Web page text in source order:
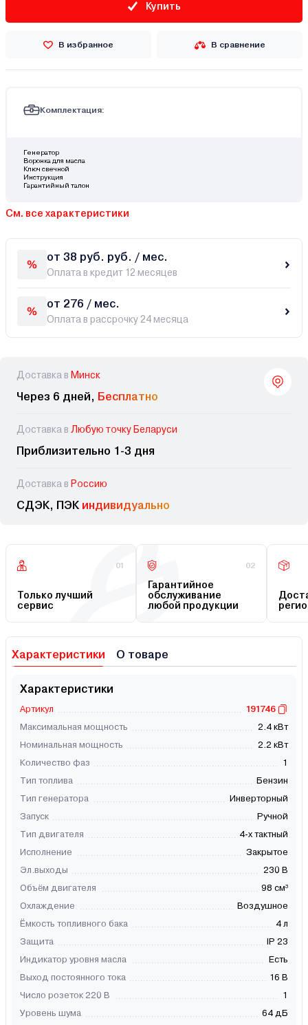
Купить
В избранное В сравнение
Комплектация:
Генератор
Воронка для масла
Ключ свечной
Инструкция
Гарантийный талон
См. все характеристики
от 38 руб. руб. / мес.
Оплата в кредит 12 месяцев
от 276 / мес.
Оплата в рассрочку 24 месяца
Доставка в Минск
Через 6 дней, Бесплатно
Доставка в Любую точку Беларуси
Приблизительно 1-3 дня
Доставка в Россию
СДЭК, ПЭК индивидуально
01
Только лучший
сервис
02
Гарантийное
обслуживание
любой продукции
Характеристики О товаре
Характеристики
Артикул
191746
Максимальная мощность
2.4 кВт
Номинальная мощность
2.2 кВт
Количество фаз
1
Тип топлива
Бензин
Тип генератора
Инверторный
Запуск
Ручной
Тип двигателя
4-х тактный
Исполнение
Закрытое
Эл.выходы
230 В
Объём двигателя
98 см³
Охлаждение
Воздушное
Ёмкость топливного бака
4 л
Защита
IP 23
Индикатор уровня масла
Есть
Выход постоянного тока
16 В
Число розеток 220 В
1
Уровень шума
64 дБ